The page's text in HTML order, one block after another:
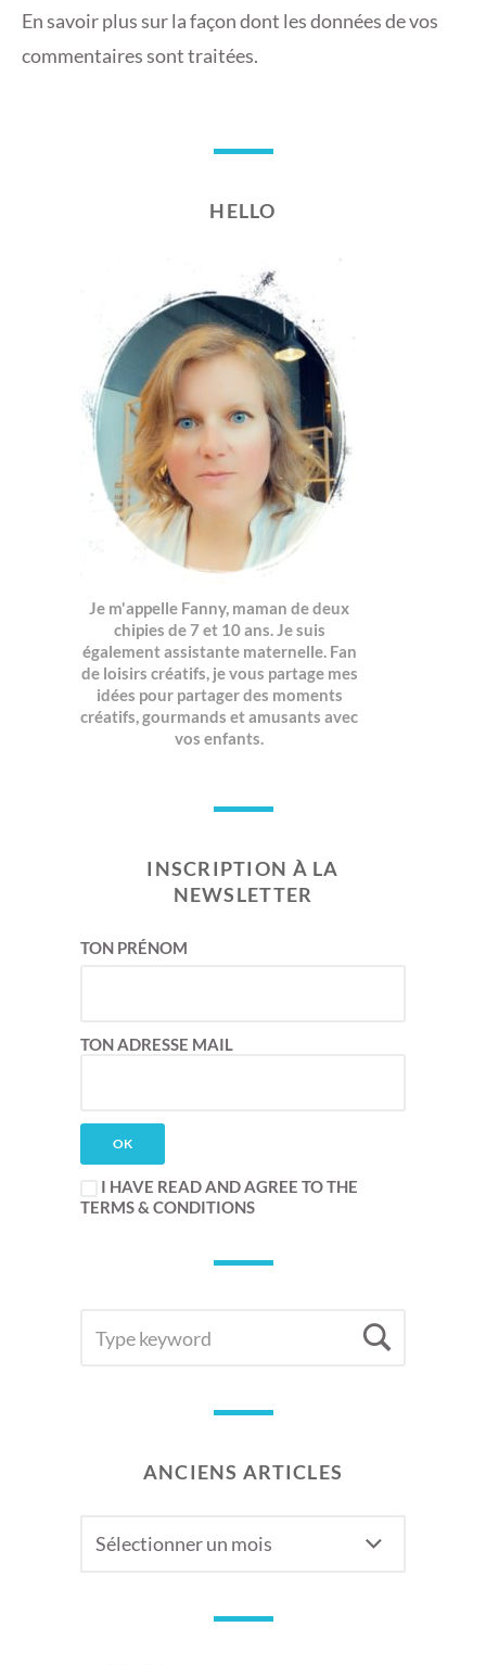
En savoir plus sur la façon dont les données de vos
commentaires sont traitées.
HELLO
Je m'appelle Fanny, maman de deux
chipies de 7 et 10 ans. Je suis
également assistante maternelle. Fan
de loisirs créatifs, je vous partage mes
idées pour partager des moments
créatifs, gourmands et amusants avec
vos enfants.
INSCRIPTION À LA
NEWSLETTER
TON PRÉNOM
TON ADRESSE MAIL
I HAVE READ AND AGREE TO THE
TERMS & CONDITIONS
FOR:
ANCIENS ARTICLES